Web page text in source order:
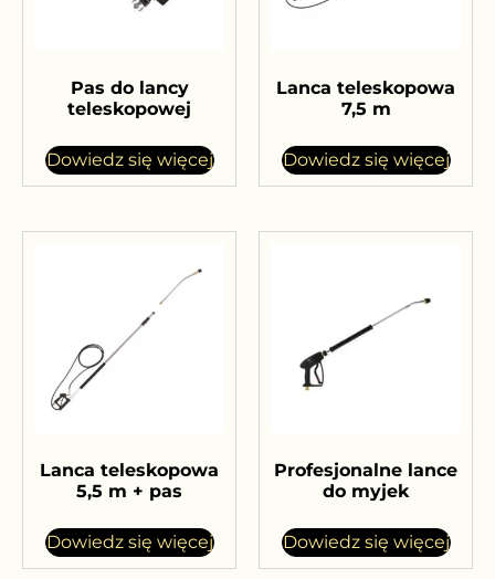
Pas do lancy
teleskopowej
Dowiedz się więcej
Lanca teleskopowa
7,5 m
Dowiedz się więcej
Lanca teleskopowa
5,5 m + pas
Dowiedz się więcej
Profesjonalne lance
do myjek
Dowiedz się więcej